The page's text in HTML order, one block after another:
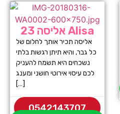
אליסה 23 Alisa
אליסה תכיר אותך לחלום של
כל גבר, והיא תיתן רגשות בלתי
נשכחים היא תשמח להעניק
לכם עיסוי אירוטי חושני ומענג
[…]
0542143707